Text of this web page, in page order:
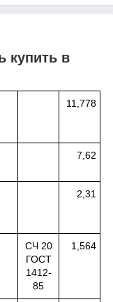
купить в
11,778
7,62
2,31
СЧ 20
ГОСТ
1412-
85
1,564